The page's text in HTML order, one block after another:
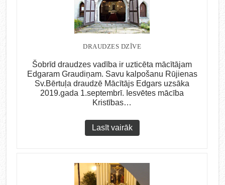
DRAUDZES DZĪVE
Šobrīd draudzes vadība ir uzticēta mācītājam
Edgaram Graudiņam. Savu kalpošanu Rūjienas
Sv.Bērtuļa draudzē Mācītājs Edgars uzsāka
2019.gada 1.septembrī. Iesvētes mācība
Kristības…
Lasīt vairāk